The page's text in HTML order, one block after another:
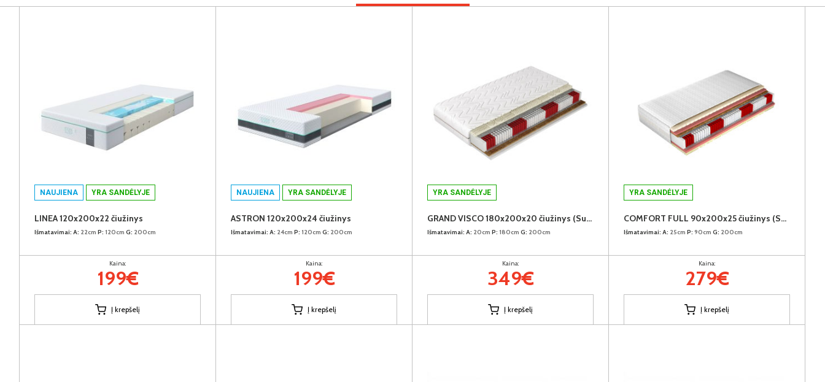
NAUJIENA YRA SANDĖLYJE
LINEA 120x200x22 čiužinys
Išmatavimai: A: 22cm P: 120cm G: 200cm
Kaina:
199€
Į krepšelį
NAUJIENA YRA SANDĖLYJE
ASTRON 120x200x24 čiužinys
Išmatavimai: A: 24cm P: 120cm G: 200cm
Kaina:
199€
Į krepšelį
YRA SANDĖLYJE
GRAND VISCO 180x200x20 čiužinys (Susuktas)
Išmatavimai: A: 20cm P: 180cm G: 200cm
Kaina:
349€
Į krepšelį
YRA SANDĖLYJE
COMFORT FULL 90x200x25 čiužinys (Susuktas)
Išmatavimai: A: 25cm P: 90cm G: 200cm
Kaina:
279€
Į krepšelį